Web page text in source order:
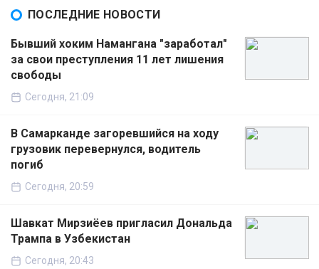
ПОСЛЕДНИЕ НОВОСТИ
Бывший хоким Намангана "заработал"
за свои преступления 11 лет лишения
свободы
Сегодня, 21:09
В Самарканде загоревшийся на ходу
грузовик перевернулся, водитель
погиб
Сегодня, 20:59
Шавкат Мирзиёев пригласил Дональда
Трампа в Узбекистан
Сегодня, 20:43